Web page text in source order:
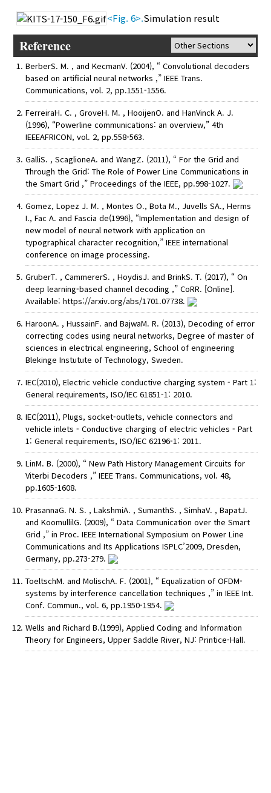
<Fig. 6>.Simulation result
Reference
BerberS. M. , and KecmanV. (2004), “ Convolutional decoders
based on artificial neural networks ,” IEEE Trans.
Communications, vol. 2, pp.1551-1556.
FerreiraH. C. , GroveH. M. , HooijenO. and HanVinck A. J.
(1996), “Powerline communications: an overview,” 4th
IEEEAFRICON, vol. 2, pp.558-563.
GalliS. , ScaglioneA. and WangZ. (2011), “ For the Grid and
Through the Grid: The Role of Power Line Communications in
the Smart Grid ,” Proceedings of the IEEE, pp.998-1027.
Gomez, Lopez J. M. , Montes O., Bota M., Juvells SA., Herms
I., Fac A. and Fascia de(1996), “Implementation and design of
new model of neural network with application on
typographical character recognition,” IEEE international
conference on image processing.
GruberT. , CammererS. , HoydisJ. and BrinkS. T. (2017), “ On
deep learning-based channel decoding ,” CoRR. [Online].
Available: https://arxiv.org/abs/1701.07738.
HaroonA. , HussainF. and BajwaM. R. (2013), Decoding of error
correcting codes using neural networks, Degree of master of
sciences in electrical engineering, School of engineering
Blekinge Instutute of Technology, Sweden.
IEC(2010), Electric vehicle conductive charging system - Part 1:
General requirements, ISO/IEC 61851-1: 2010.
IEC(2011), Plugs, socket-outlets, vehicle connectors and
vehicle inlets - Conductive charging of electric vehicles - Part
1: General requirements, ISO/IEC 62196-1: 2011.
LinM. B. (2000), “ New Path History Management Circuits for
Viterbi Decoders ,” IEEE Trans. Communications, vol. 48,
pp.1605-1608.
PrasannaG. N. S. , LakshmiA. , SumanthS. , SimhaV. , BapatJ.
and KoomullilG. (2009), “ Data Communication over the Smart
Grid ,” in Proc. IEEE International Symposium on Power Line
Communications and Its Applications ISPLC’2009, Dresden,
Germany, pp.273-279.
ToeltschM. and MolischA. F. (2001), “ Equalization of OFDM-
systems by interference cancellation techniques ,” in IEEE Int.
Conf. Commun., vol. 6, pp.1950-1954.
Wells and Richard B.(1999), Applied Coding and Information
Theory for Engineers, Upper Saddle River, NJ: Printice-Hall.